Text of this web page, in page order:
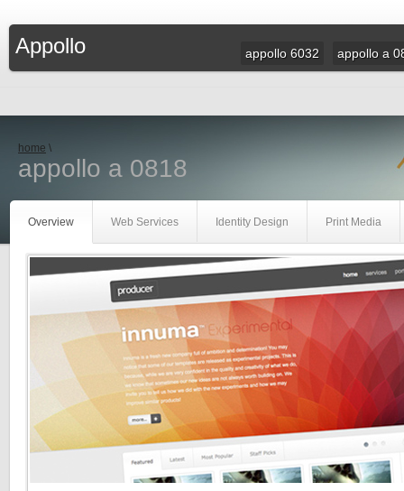
Appollo appollo 6032 appollo a
home \
appollo a 0818
Overview Web Services Identity Design Print Media